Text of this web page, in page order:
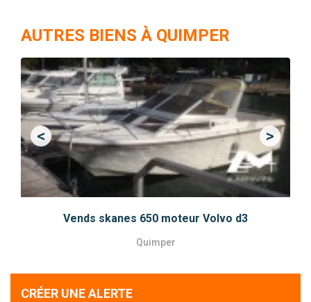
AUTRES BIENS À QUIMPER
Vends skanes 650 moteur Volvo d3
Quimper
<Previous >Next
CRÉER UNE ALERTE